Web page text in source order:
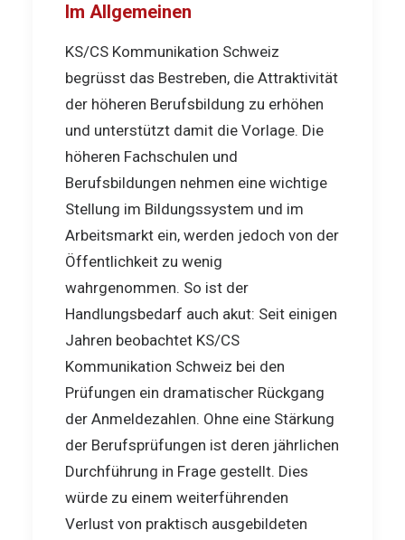
Im Allgemeinen
KS/CS Kommunikation Schweiz
begrüsst das Bestreben, die Attraktivität
der höheren Berufsbildung zu erhöhen
und unterstützt damit die Vorlage. Die
höheren Fachschulen und
Berufsbildungen nehmen eine wichtige
Stellung im Bildungssystem und im
Arbeitsmarkt ein, werden jedoch von der
Öffentlichkeit zu wenig
wahrgenommen. So ist der
Handlungsbedarf auch akut: Seit einigen
Jahren beobachtet KS/CS
Kommunikation Schweiz bei den
Prüfungen ein dramatischer Rückgang
der Anmeldezahlen. Ohne eine Stärkung
der Berufsprüfungen ist deren jährlichen
Durchführung in Frage gestellt. Dies
würde zu einem weiterführenden
Verlust von praktisch ausgebildeten